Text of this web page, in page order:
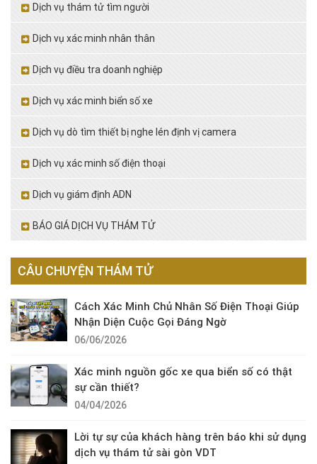
Dịch vụ thám tử tìm người
Dịch vụ xác minh nhân thân
Dịch vụ điều tra doanh nghiệp
Dịch vụ xác minh biển số xe
Dịch vụ dò tìm thiết bị nghe lén định vị camera
Dịch vụ xác minh số điện thoại
Dịch vụ giám định ADN
BÁO GIÁ DỊCH VỤ THÁM TỬ
CÂU CHUYỆN THÁM TỬ
Cách Xác Minh Chủ Nhân Số Điện Thoại Giúp
Nhận Diện Cuộc Gọi Đáng Ngờ
06/06/2026
Xác minh nguồn gốc xe qua biển số có thật
sự cần thiết?
04/04/2026
Lời tự sự của khách hàng trên báo khi sử dụng
dịch vụ thám tử sài gòn VDT